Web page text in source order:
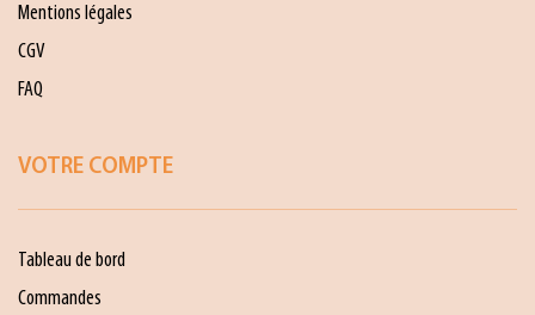
Mentions légales
CGV
FAQ
VOTRE COMPTE
Tableau de bord
Commandes